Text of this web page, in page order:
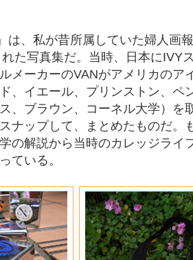
、私が昔所属していた婦人画
た写真集だ。当時、日本にIVY
メーカーのVANがアメリカのア
、イエール、プリンストン、ペ
、ブラウン、コーネル大学）を
ナップして、まとめたものだ。
の解説から当時のカレッジライ
ている。